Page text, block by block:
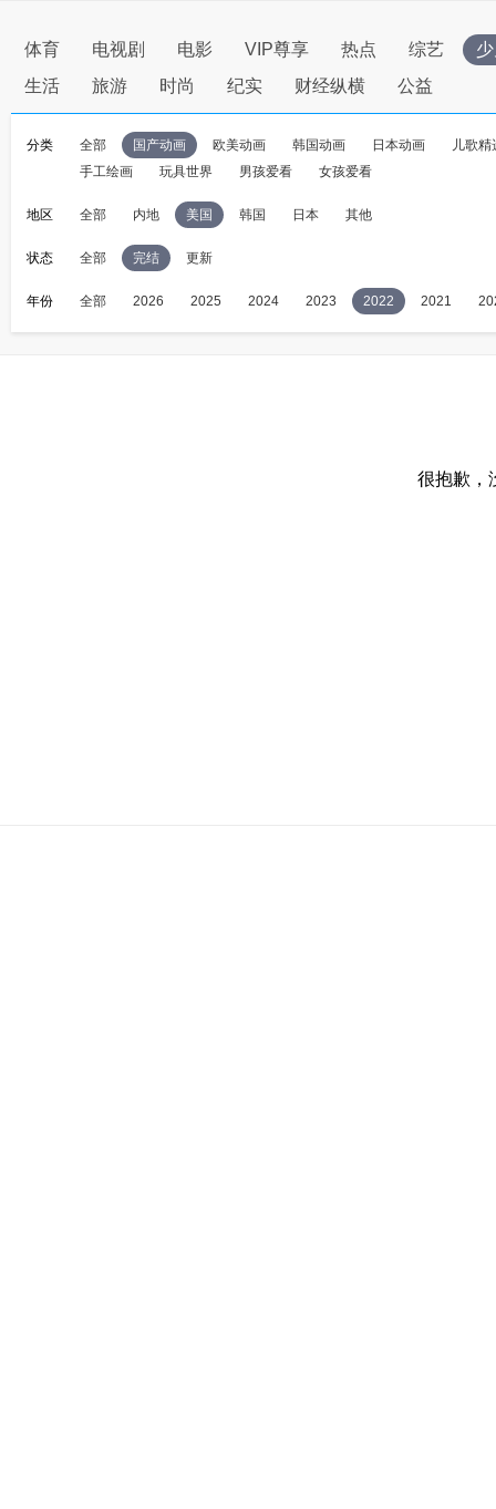
体育 电视剧 电影 VIP尊享 热点 综艺
生活
旅游 时尚 纪实 财经纵横 公益
分类 全部 国产动画 欧美动画 韩国动画 日本动画
儿歌精
手工绘画
玩具世界 男孩爱看 女孩爱看
地区 全部 内地 美国 韩国 日本 其他
状态 全部 完结 更新
年份 全部 2026 2025 2024 2023 2022 2021
很抱歉，